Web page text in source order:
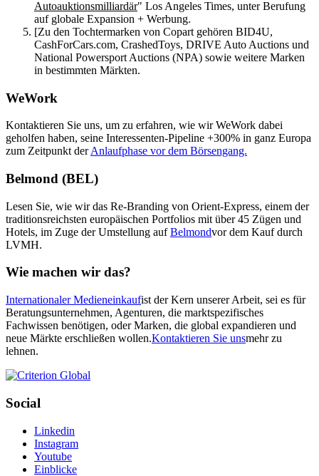
Autoauktionsmilliardär" Los Angeles Times, unter Berufung
auf globale Expansion + Werbung.
[Zu den Tochtermarken von Copart gehören BID4U,
CashForCars.com, CrashedToys, DRIVE Auto Auctions und
National Powersport Auctions (NPA) sowie weitere Marken
in bestimmten Märkten.
WeWork
Kontaktieren Sie uns, um zu erfahren, wie wir WeWork dabei
geholfen haben, seine Interessenten-Pipeline +300% in ganz Europa
zum Zeitpunkt derAnlaufphase vor dem Börsengang.
Belmond (BEL)
Lesen Sie, wie wir das Re-Branding von Orient-Express, einem der
traditionsreichsten europäischen Portfolios mit über 45 Zügen und
Hotels, im Zuge der Umstellung aufBelmondvor dem Kauf durch
LVMH.
Wie machen wir das?
Internationaler Medieneinkaufist der Kern unserer Arbeit, sei es für
Beratungsunternehmen, Agenturen, die marktspezifisches
Fachwissen benötigen, oder Marken, die global expandieren und
neue Märkte erschließen wollen.Kontaktieren Sie unsmehr zu
lehnen.
Social
Linkedin
Instagram
Youtube
Einblicke